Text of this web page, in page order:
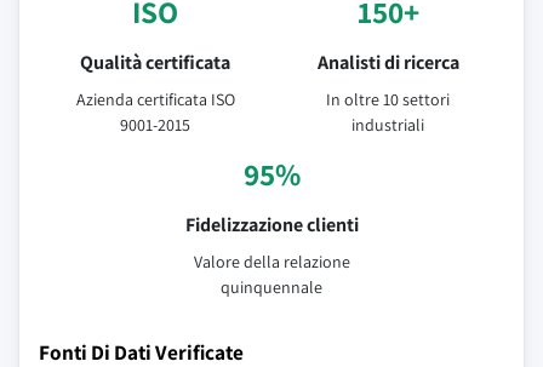
ISO
Qualità certificata
Azienda certificata ISO
9001-2015
150+
Analisti di ricerca
In oltre 10 settori
industriali
95%
Fidelizzazione clienti
Valore della relazione
quinquennale
Fonti Di Dati Verificate